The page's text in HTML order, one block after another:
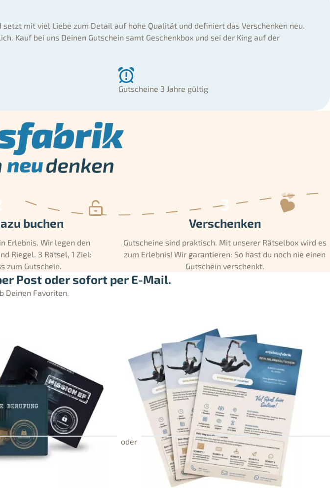
mit viel Liebe zum Detail auf hohe Qualität und definiert das Verschenken neu.
Kauf bei uns Deinen Gutschein samt Geschenkbox und sei der King auf der
Gutscheine 3 Jahre gültig
buchen
Erlebnis. Wir legen den
Riegel. 3 Rätsel, 1 Ziel:
zum Gutschein.
Verschenken
Gutscheine sind praktisch. Mit unserer Rätselbox wird es
zum Erlebnis! Wir garantieren: So hast du noch nie einen
Gutschein verschenkt.
Post oder sofort per E-Mail.
Deinen Favoriten.